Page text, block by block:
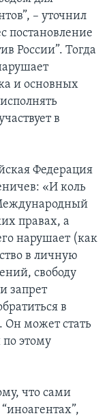
– уточнил
постановление
России”. Тогда
и основных
в
Федерация
«И коль
правах, а
нарушает (как
в личную
свободу
запрет
в
Он может стать
этому
что сами